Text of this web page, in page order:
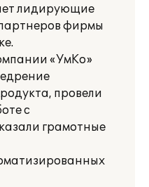
лидирующие
фирмы
«УмКо»
провели
с
грамотные